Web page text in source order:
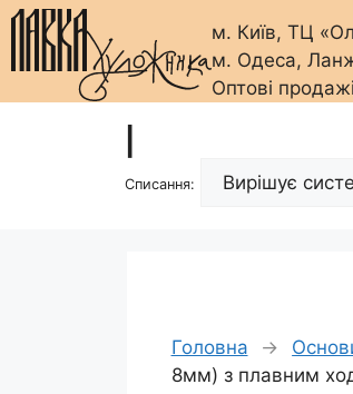
м. Київ, ТЦ
м. Одеса,
Оптові
Списання:
Головна →
8мм) з плавним